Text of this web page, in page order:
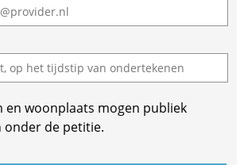
en woonplaats mogen publiek
onder de petitie.